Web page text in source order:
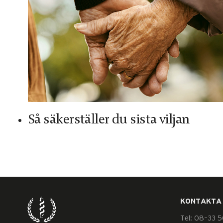
Så säkerställer du sista viljan
KONTAKTA
Tel: 08–33